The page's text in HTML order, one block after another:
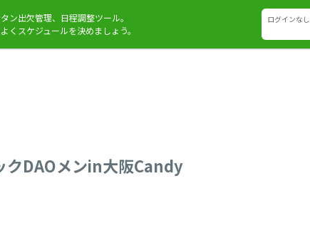
ン出欠管理、日程調整ツール。
くスケジュールを決めましょう。
ログインな
クDAOメンin大阪Candy